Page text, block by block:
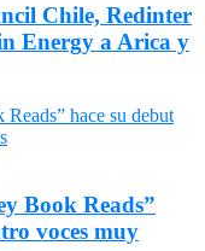
Chile, Redinter
Energy a Arica y
Book Reads”
voces muy